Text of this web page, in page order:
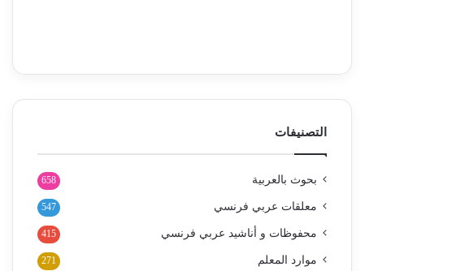
التصنيفات
بحوث بالعربية 658
معلقات عربي فرنسي 547
محفوظات و أناشيد عربي فرنسي 415
موارد المعلم 271